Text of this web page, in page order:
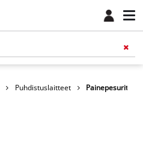
Puhdistuslaitteet Painepesurit